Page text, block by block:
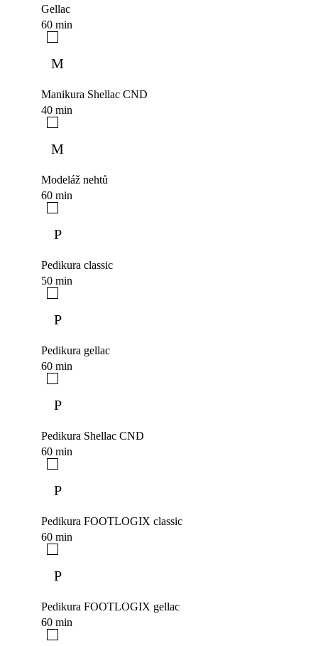
Gellac
60 min
M
Manikura Shellac CND
40 min
M
Modeláž nehtů
60 min
P
Pedikura classic
50 min
P
Pedikura gellac
60 min
P
Pedikura Shellac CND
60 min
P
Pedikura FOOTLOGIX classic
60 min
P
Pedikura FOOTLOGIX gellac
60 min